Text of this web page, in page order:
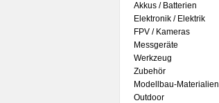
Akkus / Batterien
Elektronik / Elektrik
FPV / Kameras
Messgeräte
Werkzeug
Zubehör
Modellbau-Materialien
Outdoor